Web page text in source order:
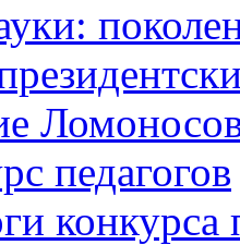
педагогов
конкурса